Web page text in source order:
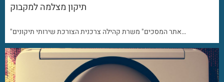
תיקון מצלמה למקבוק
"אתר המסכים" משרת קהילה צרכנית הצורכת שירותי תיקונים…